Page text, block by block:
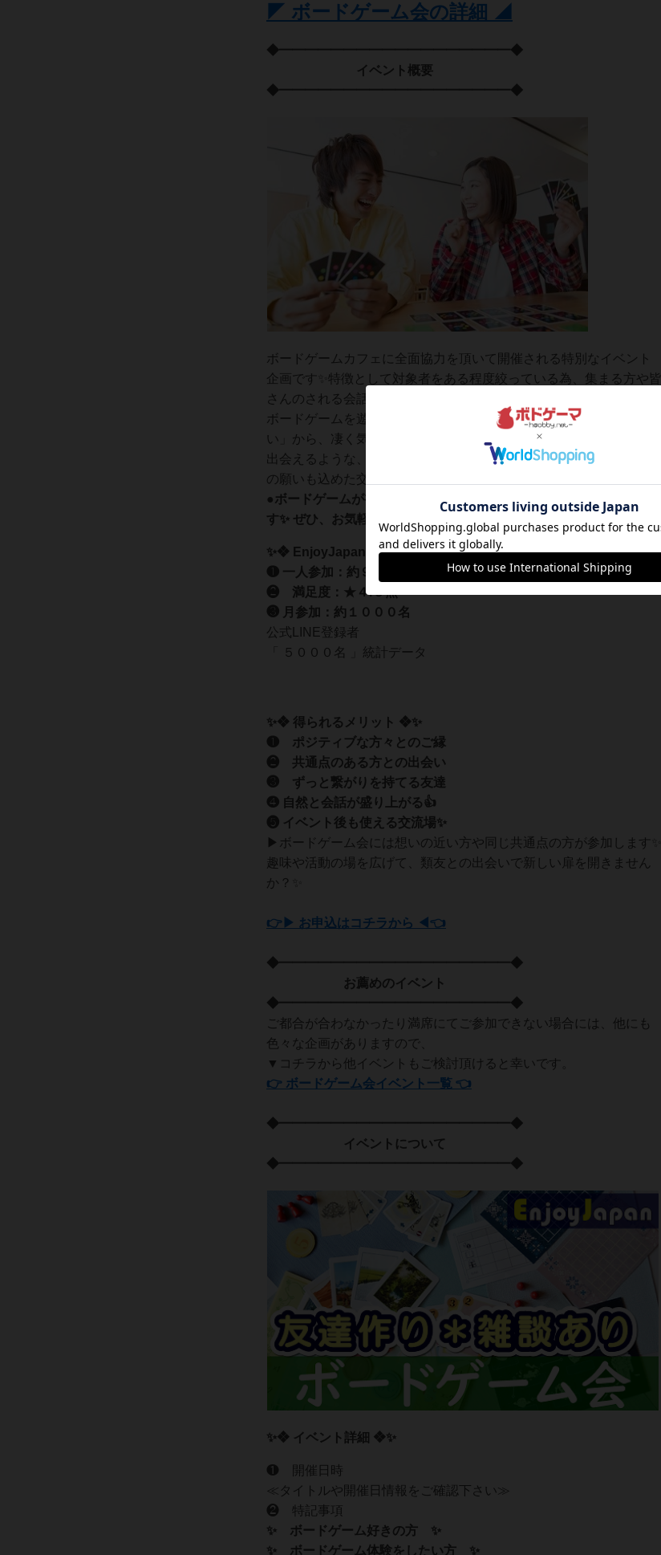
◤ ボードゲーム会の詳細 ◢
◆━━━━━━━━━━━━━━━━━━◆
イベント概要
◆━━━━━━━━━━━━━━━━━━◆
ボードゲームカフェに全面協力を頂いて開催される特別なイベント
企画です✨特徴として対象者をある程度絞っている為、集まる方や皆
さんのされる会話の内容が濃く深くなる傾向があります♪
ボードゲームを遊びながら自然に会話が成り立つので「偶然の出会
い」から、凄く気の合う趣味友や自分と似たタイプの方と運命的に
出会えるような、将来につながる「運命の出会い」が見つかる事へ
の願いも込めた交流イベントです。
●ボードゲームが初めての方も安心して参加できる内容になっていま
す✨ ぜひ、お気軽にお申し込み下さい😉🎶
✨❖ EnjoyJapanの特徴 ❖✨
❶ 一人参加：約９５％
❷ 満足度：★４.５点
❸ 月参加：約１０００名
公式LINE登録者
「 ５０００名 」統計データ
✨❖ 得られるメリット ❖✨
❶ ポジティブな方々とのご縁
❷ 共通点のある方との出会い
❸ ずっと繋がりを持てる友達
❹ 自然と会話が盛り上がる👍
❺ イベント後も使える交流場✨
▶ボードゲーム会には想いの近い方や同じ共通点の方が参加します✨
趣味や活動の場を広げて、類友との出会いで新しい扉を開きません
か？✨
👉▶ お申込はコチラから ◀👈
◆━━━━━━━━━━━━━━━━━━◆
お薦めのイベント
◆━━━━━━━━━━━━━━━━━━◆
ご都合が合わなかったり満席にてご参加できない場合には、他にも
色々な企画がありますので、
▼コチラから他イベントもご検討頂けると幸いです。
👉 ボードゲーム会イベント一覧 👈
◆━━━━━━━━━━━━━━━━━━◆
イベントについて
◆━━━━━━━━━━━━━━━━━━◆
✨❖ イベント詳細 ❖✨
❶ 開催日時
≪タイトルや開催日情報をご確認下さい≫
❷ 特記事項‍‍
✨ ボードゲーム好きの方 ✨
✨ ボードゲーム体験をしたい方 ✨